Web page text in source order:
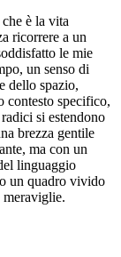
è la vita
ricorrere a un
le mie
un senso di
dello spazio,
contesto specifico,
si estendono
brezza gentile
ma con un
linguaggio
un quadro vivido
meraviglie.